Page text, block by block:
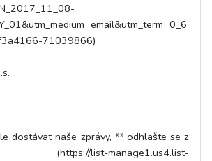
71039866)
dostávat naše zprávy, ** odhlašte se z
list-manage1.us4.list-